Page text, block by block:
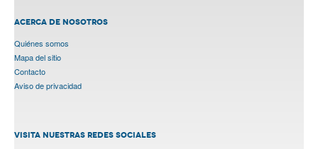
ACERCA DE NOSOTROS
Quiénes somos
Mapa del sitio
Contacto
Aviso de privacidad
VISITA NUESTRAS REDES SOCIALES